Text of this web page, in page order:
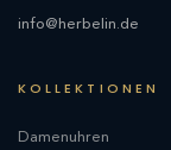
info@herbelin.de
KOLLEKTIONEN
Damenuhren